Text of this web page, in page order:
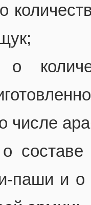
числе
составе
паши и о